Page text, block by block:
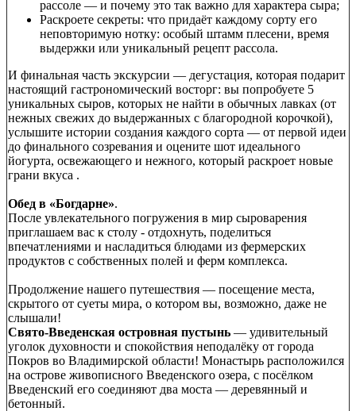
рассоле — и почему это так важно для характера сыра;
Раскроете секреты: что придаёт каждому сорту его
неповторимую нотку: особый штамм плесени, время
выдержки или уникальный рецепт рассола.
И финальная часть экскурсии — дегустация, которая подарит
настоящий гастрономический восторг: вы попробуете 5
уникальных сыров, которых не найти в обычных лавках (от
нежных свежих до выдержанных с благородной корочкой),
услышите истории создания каждого сорта — от первой идеи
до финального созревания и оцените шот идеального
йогурта, освежающего и нежного, который раскроет новые
грани вкуса .
Обед в «Богдарне».
После увлекательного погружения в мир сыроварения
приглашаем вас к столу - отдохнуть, поделиться
впечатлениями и насладиться блюдами из фермерских
продуктов с собственных полей и ферм комплекса.
Продолжение нашего путешествия — посещение места,
скрытого от суеты мира, о котором вы, возможно, даже не
слышали!
Свято‑Введенская островная пустынь — удивительный
уголок духовности и спокойствия неподалёку от города
Покров во Владимирской области! Монастырь расположился
на острове живописного Введенского озера, с посёлком
Введенский его соединяют два моста — деревянный и
бетонный.